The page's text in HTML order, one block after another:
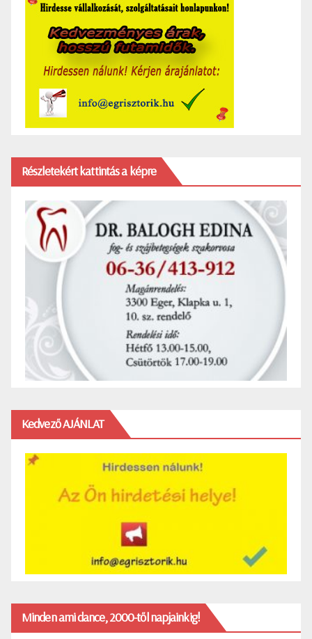
Részletekért kattintás a képre
Kedvező AJÁNLAT
Minden ami dance, 2000-től napjainkig!